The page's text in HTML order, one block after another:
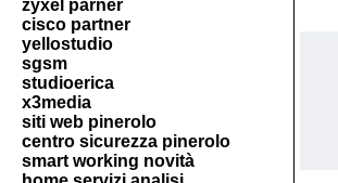
zyxel parner
cisco partner
yellostudio
sgsm
studioerica
x3media
siti web pinerolo
centro sicurezza pinerolo
smart working novità